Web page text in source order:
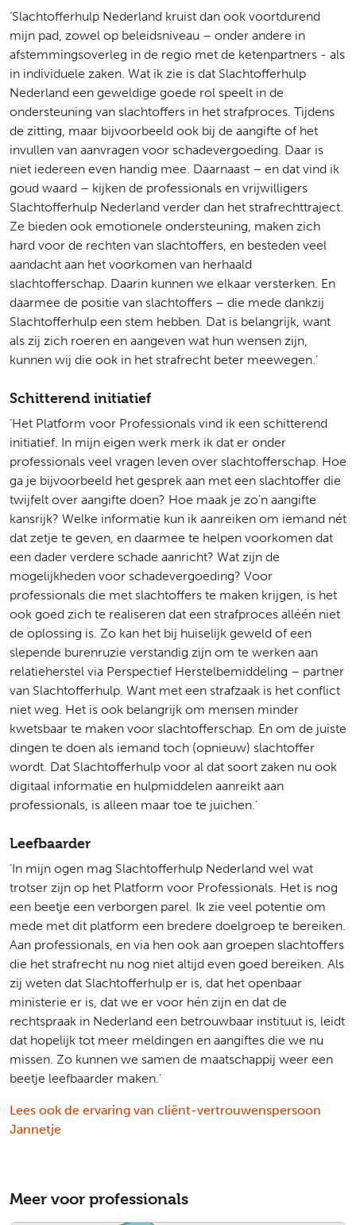
‘Slachtofferhulp Nederland kruist dan ook voortdurend
mijn pad, zowel op beleidsniveau – onder andere in
afstemmingsoverleg in de regio met de ketenpartners - als
in individuele zaken. Wat ik zie is dat Slachtofferhulp
Nederland een geweldige goede rol speelt in de
ondersteuning van slachtoffers in het strafproces. Tijdens
de zitting, maar bijvoorbeeld ook bij de aangifte of het
invullen van aanvragen voor schadevergoeding. Daar is
niet iedereen even handig mee. Daarnaast – en dat vind ik
goud waard – kijken de professionals en vrijwilligers
Slachtofferhulp Nederland verder dan het strafrechttraject.
Ze bieden ook emotionele ondersteuning, maken zich
hard voor de rechten van slachtoffers, en besteden veel
aandacht aan het voorkomen van herhaald
slachtofferschap. Daarin kunnen we elkaar versterken. En
daarmee de positie van slachtoffers – die mede dankzij
Slachtofferhulp een stem hebben. Dat is belangrijk, want
als zij zich roeren en aangeven wat hun wensen zijn,
kunnen wij die ook in het strafrecht beter meewegen.’
Schitterend initiatief
‘Het Platform voor Professionals vind ik een schitterend
initiatief. In mijn eigen werk merk ik dat er onder
professionals veel vragen leven over slachtofferschap. Hoe
ga je bijvoorbeeld het gesprek aan met een slachtoffer die
twijfelt over aangifte doen? Hoe maak je zo’n aangifte
kansrijk? Welke informatie kun ik aanreiken om iemand nét
dat zetje te geven, en daarmee te helpen voorkomen dat
een dader verdere schade aanricht? Wat zijn de
mogelijkheden voor schadevergoeding? Voor
professionals die met slachtoffers te maken krijgen, is het
ook goed zich te realiseren dat een strafproces alléén niet
de oplossing is. Zo kan het bij huiselijk geweld of een
slepende burenruzie verstandig zijn om te werken aan
relatieherstel via Perspectief Herstelbemiddeling – partner
van Slachtofferhulp. Want met een strafzaak is het conflict
niet weg. Het is ook belangrijk om mensen minder
kwetsbaar te maken voor slachtofferschap. En om de juiste
dingen te doen als iemand toch (opnieuw) slachtoffer
wordt. Dat Slachtofferhulp voor al dat soort zaken nu ook
digitaal informatie en hulpmiddelen aanreikt aan
professionals, is alleen maar toe te juichen.’
Leefbaarder
‘In mijn ogen mag Slachtofferhulp Nederland wel wat
trotser zijn op het Platform voor Professionals. Het is nog
een beetje een verborgen parel. Ik zie veel potentie om
mede met dit platform een bredere doelgroep te bereiken.
Aan professionals, en via hen ook aan groepen slachtoffers
die het strafrecht nu nog niet altijd even goed bereiken. Als
zij weten dat Slachtofferhulp er is, dat het openbaar
ministerie er is, dat we er voor hén zijn en dat de
rechtspraak in Nederland een betrouwbaar instituut is, leidt
dat hopelijk tot meer meldingen en aangiftes die we nu
missen. Zo kunnen we samen de maatschappij weer een
beetje leefbaarder maken.’
Lees ook de ervaring van cliënt-vertrouwenspersoon
Jannetje
Meer voor professionals